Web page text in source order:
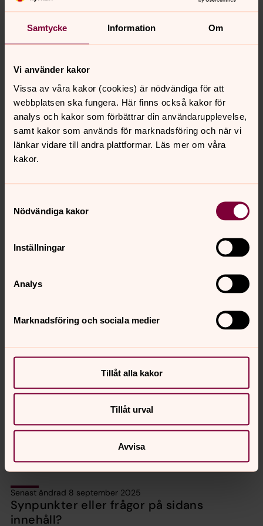
Samtycke Information Om
Vi använder kakor
Vissa av våra kakor (cookies) är nödvändiga för att
webbplatsen ska fungera. Här finns också kakor för
analys och kakor som förbättrar din användarupplevelse,
samt kakor som används för marknadsföring och när vi
länkar vidare till andra plattformar. Läs mer om våra
kakor.
Nödvändiga kakor
Inställningar
Analys
Marknadsföring och sociala medier
Tillåt alla kakor
Tillåt urval
Avvisa
läst igenom informationen ovan och samtycker till att
församlings bildbank och de ovanstående
användningsområden som omnämns.
Kryssa för ett alternativ:
Ja, bilder på mitt barn får publiceras
Ja, namn på mitt barn får publiceras i samband med
bild
Kontaktuppgifter vårdnadshavare
Jag godkänner integritetspolicyn. Genom att klicka i
denna ruta godkänner du att vi sparar era uppgifter.
*
Skicka
Senast ändrad 8 september 2025
Synpunkter eller frågor på sidans
innehåll?